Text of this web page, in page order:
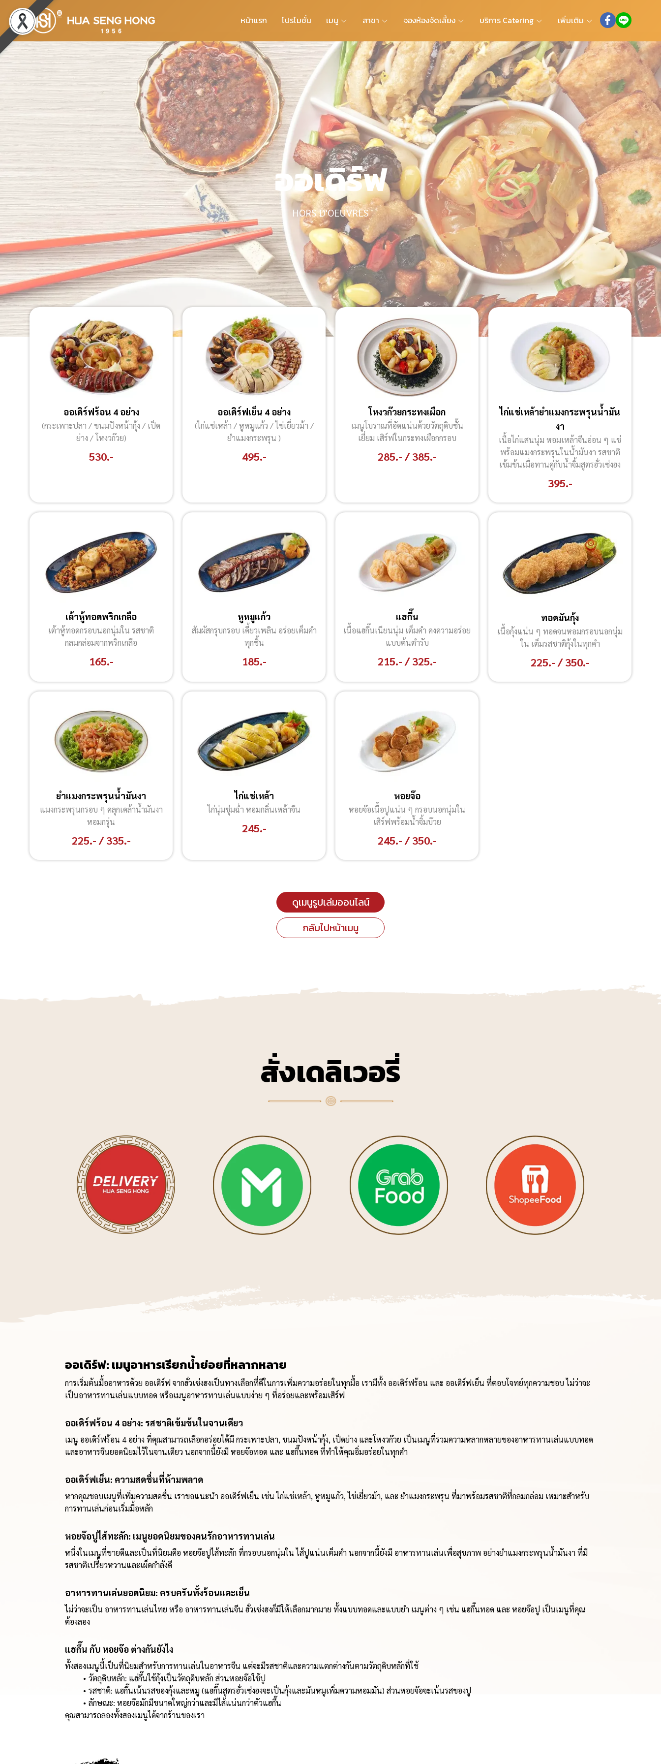
หน้าแรก โปรโมชั่น เมนู สาขา จองห้องจัดเลี้ยง บริการ Catering เพิ่มเติม
ออเดิร์ฟ
HORS D'OEUVRES
ออเดิร์ฟร้อน 4 อย่าง
(กระเพาะปลา / ขนมปังหน้ากุ้ง / เป็ด
ย่าง / โหงวก๊วย)
530.-
ออเดิร์ฟเย็น 4 อย่าง
(ไก่แช่เหล้า / หูหมูแก้ว / ไข่เยี่ยวม้า /
ยำแมงกระพรุน )
495.-
โหงวก๊วยกระทงเผือก
เมนูโบราณที่อัดแน่นด้วยวัตถุดิบชั้น
เยี่ยม เสิร์ฟในกระทงเผือกกรอบ
285 .- / 385.-
ไก่แช่เหล้ายำแมงกระพรุนน้ำมัน
งา
เนื้อไก่แสนนุ่ม หอมเหล้าจีนอ่อน ๆ แช่
พร้อมแมงกระพรุนในน้ำมันงา รสชาติ
เข้มข้นเมื่อทานคู่กับน้ำจิ้มสูตรฮั่วเซ่งฮง
395.-
เต้าหู้ทอดพริกเกลือ
เต้าหู้ทอดกรอบนอกนุ่มใน รสชาติ
กลมกล่อมจากพริกเกลือ
165 .-
หูหมูแก้ว
สัมผัสกรุบกรอบ เคี้ยวเพลิน อร่อยเต็มคำ
ทุกชิ้น
185.-
แฮกี๊น
เนื้อแฮกี๊นเนียนนุ่ม เต็มคำ คงความอร่อย
แบบต้นตำรับ
215.- / 325.-
ทอดมันกุ้ง
เนื้อกุ้งแน่น ๆ ทอดจนหอมกรอบนอกนุ่ม
ใน เต็มรสชาติกุ้งในทุกคำ
225.- / 350.-
ยำแมงกระพรุนน้ำมันงา
แมงกระพรุนกรอบ ๆ คลุกเคล้าน้ำมันงา
หอมกรุ่น
225.- / 335.-
ไก่แช่เหล้า
ไก่นุ่มชุ่มฉ่ำ หอมกลิ่นเหล้าจีน
245.-
หอยจ๊อ
หอยจ๊อเนื้อปูแน่น ๆ กรอบนอกนุ่มใน
เสิร์ฟพร้อมน้ำจิ้มบ๊วย
245.- / 350.-
ดูเมนูรูปเล่มออนไลน์
กลับไปหน้าเมนู
สั่งเดลิเวอรี่
ออเดิร์ฟ: เมนูอาหารเรียกน้ำย่อยที่หลากหลาย
การเริ่มต้นมื้ออาหารด้วย ออเดิร์ฟ จากฮั่วเซ่งฮงเป็นทางเลือกที่ดีในการเพิ่มความอร่อยในทุกมื้อ เรามีทั้ง ออเดิร์ฟร้อน และ ออเดิร์ฟเย็น ที่ตอบโจทย์ทุกความชอบ ไม่ว่าจะ
เป็นอาหารทานเล่นแบบทอด หรือเมนูอาหารทานเล่นแบบง่าย ๆ ที่อร่อยและพร้อมเสิร์ฟ
ออเดิร์ฟร้อน 4 อย่าง: รสชาติเข้มข้นในจานเดียว
เมนู ออเดิร์ฟร้อน 4 อย่าง ที่คุณสามารถเลือกอร่อยได้มี กระเพาะปลา, ขนมปังหน้ากุ้ง, เป็ดย่าง และโหงวก๊วย เป็นเมนูที่รวมความหลากหลายของอาหารทานเล่นแบบทอด
และอาหารจีนยอดนิยมไว้ในจานเดียว นอกจากนี้ยังมี หอยจ๊อทอด และ แฮกึ๊นทอด ที่ทำให้คุณอิ่มอร่อยในทุกคำ
ออเดิร์ฟเย็น: ความสดชื่นที่ห้ามพลาด
หากคุณชอบเมนูที่เพิ่มความสดชื่น เราขอแนะนำ ออเดิร์ฟเย็น เช่น ไก่แช่เหล้า, หูหมูแก้ว, ไข่เยี่ยวม้า, และ ยำแมงกระพรุน ที่มาพร้อมรสชาติที่กลมกล่อม เหมาะสำหรับ
การทานเล่นก่อนเริ่มมื้อหลัก
หอยจ๊อปูไส้ทะลัก: เมนูยอดนิยมของคนรักอาหารทานเล่น
หนึ่งในเมนูที่ขายดีและเป็นที่นิยมคือ หอยจ๊อปูไส้ทะลัก ที่กรอบนอกนุ่มใน ไส้ปูแน่นเต็มคำ นอกจากนี้ยังมี อาหารทานเล่นเพื่อสุขภาพ อย่างยำแมงกระพรุนน้ำมันงา ที่มี
รสชาติเปรี้ยวหวานและเผ็ดกำลังดี
อาหารทานเล่นยอดนิยม: ครบครันทั้งร้อนและเย็น
ไม่ว่าจะเป็น อาหารทานเล่นไทย หรือ อาหารทานเล่นจีน ฮั่วเซ่งฮงก็มีให้เลือกมากมาย ทั้งแบบทอดและแบบยำ เมนูต่าง ๆ เช่น แฮกึ๊นทอด และ หอยจ๊อปู เป็นเมนูที่คุณ
ต้องลอง
แฮกึ๊น กับ หอยจ๊อ ต่างกันยังไง
ทั้งสองเมนูนี้เป็นที่นิยมสำหรับการทานเล่นในอาหารจีน แต่จะมีรสชาติและความแตกต่างกันตามวัตถุดิบหลักที่ใช้
วัตถุดิบหลัก: แฮ่กึ๊นใช้กุ้งเป็นวัตถุดิบหลัก ส่วนหอยจ๊อใช้ปู
รสชาติ: แฮกึ๊นเน้นรสของกุ้งและหมู (แฮกึ๊นสูตรฮั่วเซ่งฮงจะเป็นกุ้งและมันหมูเพิ่มความหอมมัน) ส่วนหอยจ๊อจะเน้นรสของปู
ลักษณะ: หอยจ๊อมักมีขนาดใหญ่กว่าและมีไส้แน่นกว่าตัวแฮกึ๊น
คุณสามารถลองทั้งสองเมนูได้จากร้านของเรา